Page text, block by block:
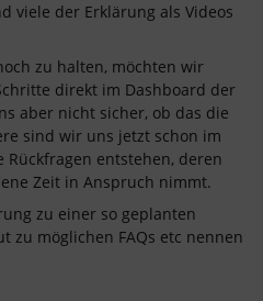
viele der Erklärung als Videos
zu halten, möchten wir
direkt im Dashboard der
aber nicht sicher, ob das die
sind wir uns jetzt schon im
Rückfragen entstehen, deren
Zeit in Anspruch nimmt.
zu einer so geplanten
zu möglichen FAQs etc nennen